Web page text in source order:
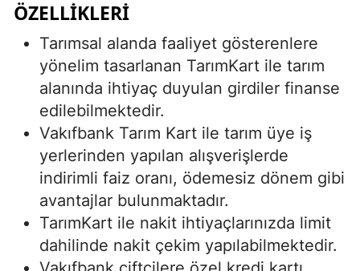
ÖZELLIKLERI
Tarımsal alanda faaliyet gösterenlere
yönelim tasarlanan TarımKart ile tarım
alanında ihtiyaç duyulan girdiler finanse
edilebilmektedir.
Vakıfbank Tarım Kart ile tarım üye iş
yerlerinden yapılan alışverişlerde
indirimli faiz oranı, ödemesiz dönem gibi
avantajlar bulunmaktadır.
TarımKart ile nakit ihtiyaçlarınızda limit
dahilinde nakit çekim yapılabilmektedir.